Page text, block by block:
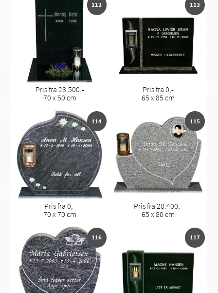
112
Pris fra 23.500,-
70 x 50 cm
113
Pris fra 0,-
65 x 85 cm
114
Pris fra 0,-
70 x 70 cm
115
Pris fra 28.400,-
65 x 80 cm
116 117